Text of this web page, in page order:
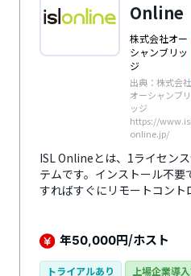
Online
株式会社オー
シャンブリッ
ジ
出典：株式会社
オーシャンブリ
ッジ
https://www.isl
online.jp/
ISL Onlineとは、1ライセン
テムです。インストール不
すればすぐにリモートコン
年50,000円/ホスト
トライアルあり 上場企業導